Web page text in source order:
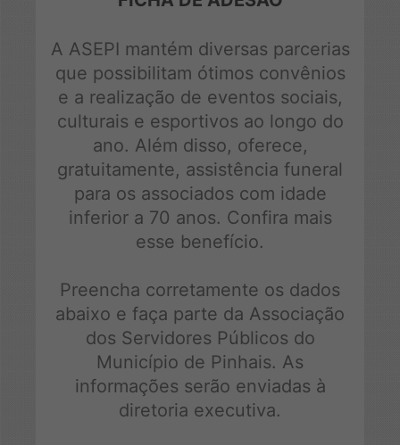
Contato
Login Associado
Baixe o APP e acesse via mobile
A ASEPI mantém diversas parcerias
que possibilitam ótimos convênios
e a realização de eventos sociais,
culturais e esportivos ao longo do
ano. Além disso, oferece,
gratuitamente, assistência funeral
para os associados com idade
inferior a 70 anos. Confira mais
esse benefício.
Preencha corretamente os dados
abaixo e faça parte da Associação
dos Servidores Públicos do
Município de Pinhais. As
informações serão enviadas à
diretoria executiva.